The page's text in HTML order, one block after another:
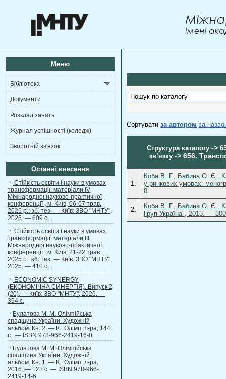
Меню
Бібліотека
Документи
Розклад занять
Журнал успішності (коледж)
Зворотній зв'язок
Останні внесення
Стійкість освіти і науки в умовах
трансформації: матеріали ІV
Міжнародної науково-практичної
конференції , м. Київ, 06-07 трав.
2026 р.: зб. тез. — Київ: ЗВО "МНТУ",
2026. — 609 с.
Стійкість освіти і науки в умовах
трансформації: матеріали ІІІ
Міжнародної науково-практичної
конференції , м. Київ, 21-22 трав.
2025 р.: зб. тез. — Київ: ЗВО "МНТУ",
2025. — 410 с.
ECONOMIC SYNERGY
(ЕКОНОМІЧНА СИНЕРГІЯ). Випуск 2
(20). — Київ: ЗВО "МНТУ", 2026. —
394 с.
Булатова М. М. Олімпійська
спадщина України. Художній
альбом. Кн. 2. — К.: Олімп. л-ра, 144
с.. — ISBN 978-966-2419-16-0
Булатова М. М. Олімпійська
спадщина України. Художній
альбом. Кн. 1. — К.: Олімп. л-ра,
2016. — 128 с. — ISBN 978-966-
2419-14-6
Сортувати за автором за
Структура каталогу ->
зв’язку -> 656.
1.
Коба В. Г., Бабина О. Є.,
у ринкових умовах:
0
2.
Коба В. Г., Бабина О. Є.,
Груп Україна", 2013. —